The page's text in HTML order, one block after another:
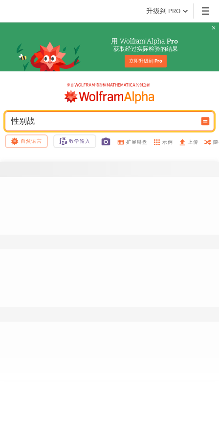
升级到 PRO
用 Wolfram|Alpha Pro
获取经过实际检验的结果
立即升级到 Pro
性别战
自然语言 数学输入 扩展键盘 示例 上传